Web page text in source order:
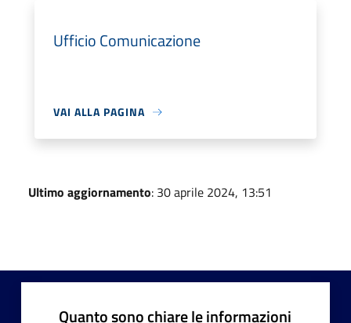
Ufficio Comunicazione
VAI ALLA PAGINA
Ultimo aggiornamento: 30 aprile 2024, 13:51
Quanto sono chiare le informazioni